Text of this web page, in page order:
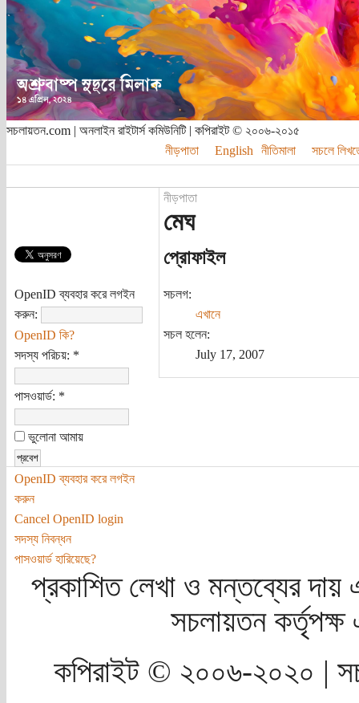
সচলায়তন.com | অনলাইন রাইটার্স কমিউনিটি | কপিরাইট © ২০০৬-২০১৫
নীড়পাতা
English নীতিমালা সচলে
OpenID ব্যবহার করে লগইন
করুন:
OpenID কি?
সদস্য পরিচয়: *
পাসওয়ার্ড: *
ভুলোনা আমায়
OpenID ব্যবহার করে লগইন
করুন
Cancel OpenID login
সদস্য নিবন্ধন
পাসওয়ার্ড হারিয়েছে?
নীড়পাতা
মেঘ
প্রোফাইল
সচলগ:
এখানে
সচল হলেন:
July 17, 2007
প্রকাশিত লেখা ও মন্তব্যের দায়
সচলায়তন
কপিরাইট © ২০০৬-২০২০ |